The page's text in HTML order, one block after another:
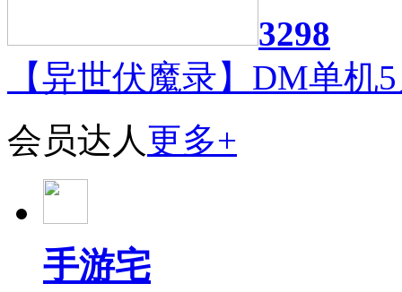
3298
【异世伏魔录】DM单机
会员达人更多+
手游宅